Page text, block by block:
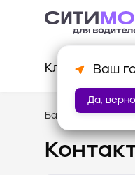
Ваш
Да, верно
Клиентам
База знаний /